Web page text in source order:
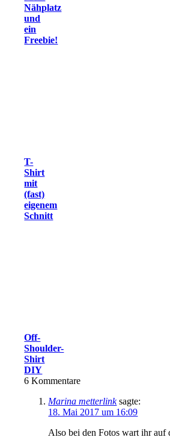
Nähplatz
und
ein
Freebie!
T-
Shirt
mit
(fast)
eigenem
Schnitt
Off-
Shoulder-
Shirt
DIY
6 Kommentare
Marina metterlink sagte:
18. Mai 2017 um 16:09
Also bei den Fotos wart ihr auf